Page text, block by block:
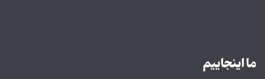
ما اینجاییم